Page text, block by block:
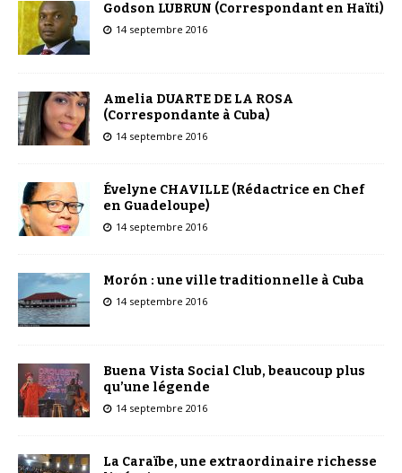
Godson LUBRUN (Correspondant en Haïti)
14 septembre 2016
Amelia DUARTE DE LA ROSA
(Correspondante à Cuba)
14 septembre 2016
Évelyne CHAVILLE (Rédactrice en Chef
en Guadeloupe)
14 septembre 2016
Morón : une ville traditionnelle à Cuba
14 septembre 2016
Buena Vista Social Club, beaucoup plus
qu’une légende
14 septembre 2016
La Caraïbe, une extraordinaire richesse